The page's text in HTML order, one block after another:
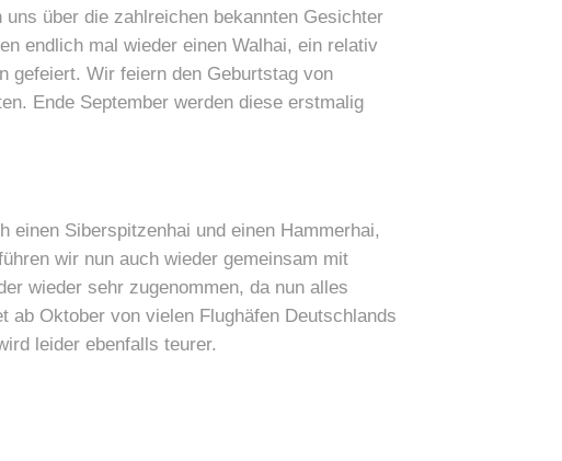
über die zahlreichen bekannten Gesichter
endlich mal wieder einen Walhai, ein relativ
gefeiert. Wir feiern den Geburtstag von
Ende September werden diese erstmalig
Siberspitzenhai und einen Hammerhai,
wir nun auch wieder gemeinsam mit
wieder sehr zugenommen, da nun alles
Oktober von vielen Flughäfen Deutschlands
leider ebenfalls teurer.